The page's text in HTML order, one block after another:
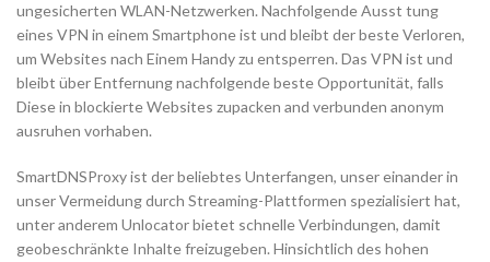
ungesicherten WLAN-Netzwerken. Nachfolgende Ausst tung
eines VPN in einem Smartphone ist und bleibt der beste Verloren,
um Websites nach Einem Handy zu entsperren. Das VPN ist und
bleibt über Entfernung nachfolgende beste Opportunität, falls
Diese in blockierte Websites zupacken and verbunden anonym
ausruhen vorhaben.
SmartDNSProxy ist der beliebtes Unterfangen, unser einander in
unser Vermeidung durch Streaming-Plattformen spezialisiert hat,
unter anderem Unlocator bietet schnelle Verbindungen, damit
geobeschränkte Inhalte freizugeben. Hinsichtlich des hohen